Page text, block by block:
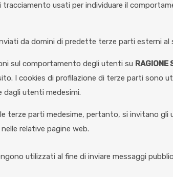
usati per individuare il
da domini di predette terze parti esterni al
sul comportamento degli utenti su RAGIONE
I cookies di profilazione di terze parti sono
dagli utenti medesimi.
terze parti medesime, pertanto, si invitano
relative pagine web.
utilizzati al fine di inviare messaggi